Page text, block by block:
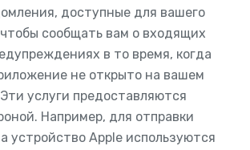
доступные для вашего
сообщать вам о входящих
в то время, когда
не открыто на вашем
услуги предоставляются
Например, для отправки
устройство Apple используются